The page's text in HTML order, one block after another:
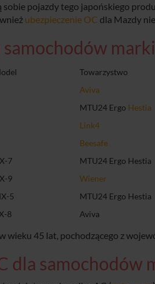
sobie pojazdy tego japońskiego
ubezpieczenie OC dla Mazdy
samochodów
Towarzystwo
Aviva
MTU24 Ergo Hestia
Link4
Beesafe
7 MTU24 Ergo Hestia
9 Wiener
5 MTU24 Ergo Hestia
8 Aviva
wieku 45 lat, pochodzącego z
dla samochodów